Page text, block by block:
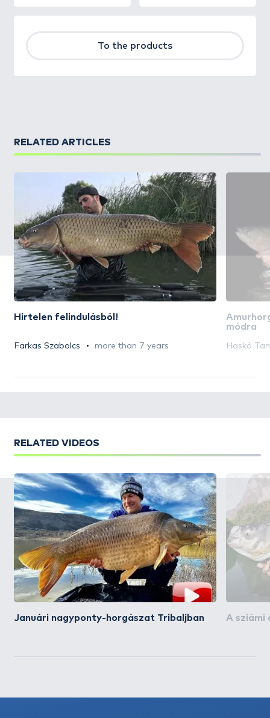
To the products
RELATED ARTICLES
Hirtelen felindulásból!
Farkas Szabolcs more than 7 years
módra
Haskó
RELATED VIDEOS
Januári nagyponty-horgászat Tribaljban A sziámi